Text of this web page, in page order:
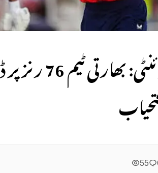
55